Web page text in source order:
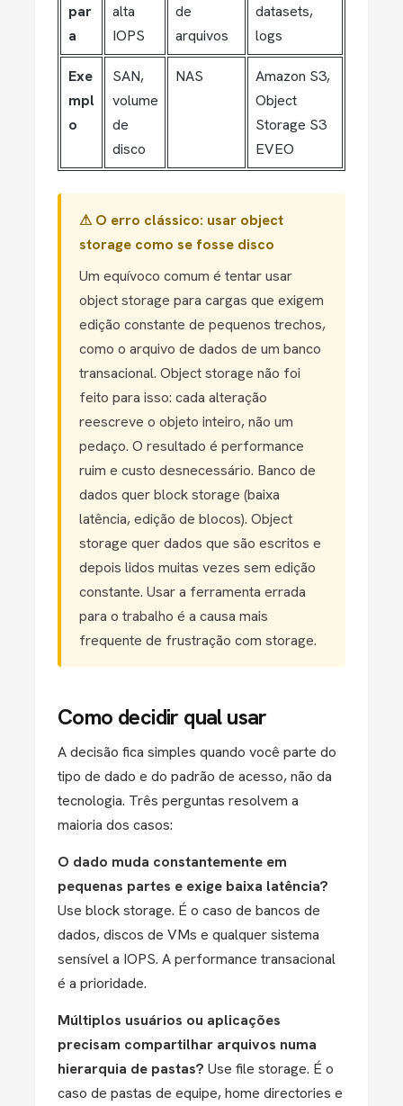
par
a
alta
IOPS
de
arquivos
datasets,
logs
Exe
mpl
o
SAN,
volume
de
disco
NAS
Amazon S3,
Object
Storage S3
EVEO
⚠ O erro clássico: usar object
storage como se fosse disco
Um equívoco comum é tentar usar
object storage para cargas que exigem
edição constante de pequenos trechos,
como o arquivo de dados de um banco
transacional. Object storage não foi
feito para isso: cada alteração
reescreve o objeto inteiro, não um
pedaço. O resultado é performance
ruim e custo desnecessário. Banco de
dados quer block storage (baixa
latência, edição de blocos). Object
storage quer dados que são escritos e
depois lidos muitas vezes sem edição
constante. Usar a ferramenta errada
para o trabalho é a causa mais
frequente de frustração com storage.
Como decidir qual usar
A decisão fica simples quando você parte do
tipo de dado e do padrão de acesso, não da
tecnologia. Três perguntas resolvem a
maioria dos casos:
O dado muda constantemente em
pequenas partes e exige baixa latência?
Use block storage. É o caso de bancos de
dados, discos de VMs e qualquer sistema
sensível a IOPS. A performance transacional
é a prioridade.
Múltiplos usuários ou aplicações
precisam compartilhar arquivos numa
hierarquia de pastas? Use file storage. É o
caso de pastas de equipe, home directories e